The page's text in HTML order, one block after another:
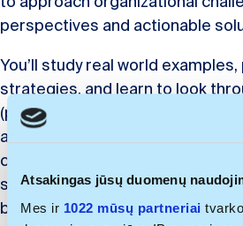
Atsakingas jūsų duomenų
Mes ir 1022 mūsų partneriai
perspectives and actionable
You’ll study real world
strategies, and learn to look
(psychological/managerial/
and grow a real innovator’s
co-operating and co-creating
students and professionals from
business spectrum, you’ll learn